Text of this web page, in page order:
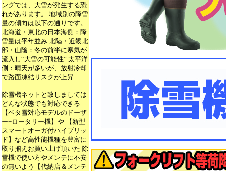
ングでは、大雪が発生する恐
れがあります。 地域別の降雪
量の傾向は以下の通りです。
北海道・東北の日本海側：降
雪量は平年並み 北陸・近畿北
部・山陰：冬の前半に寒気が
流入し“大雪の可能性” 太平洋
側：晴天が多いが、放射冷却
で路面凍結リスクが上昇
除雪機ネットと致しましては
どんな状態でも対応できる
【ベタ雪対応モデルのドーザ
ー+ロータリー機】や 【新型
スマートオーガ付ハイブリッ
ド】など高性能機種を豊富に
取り揃えお買い上げ頂いた 除
雪機で使い方やメンテに不安
の無いよう【代納店＆メンテ